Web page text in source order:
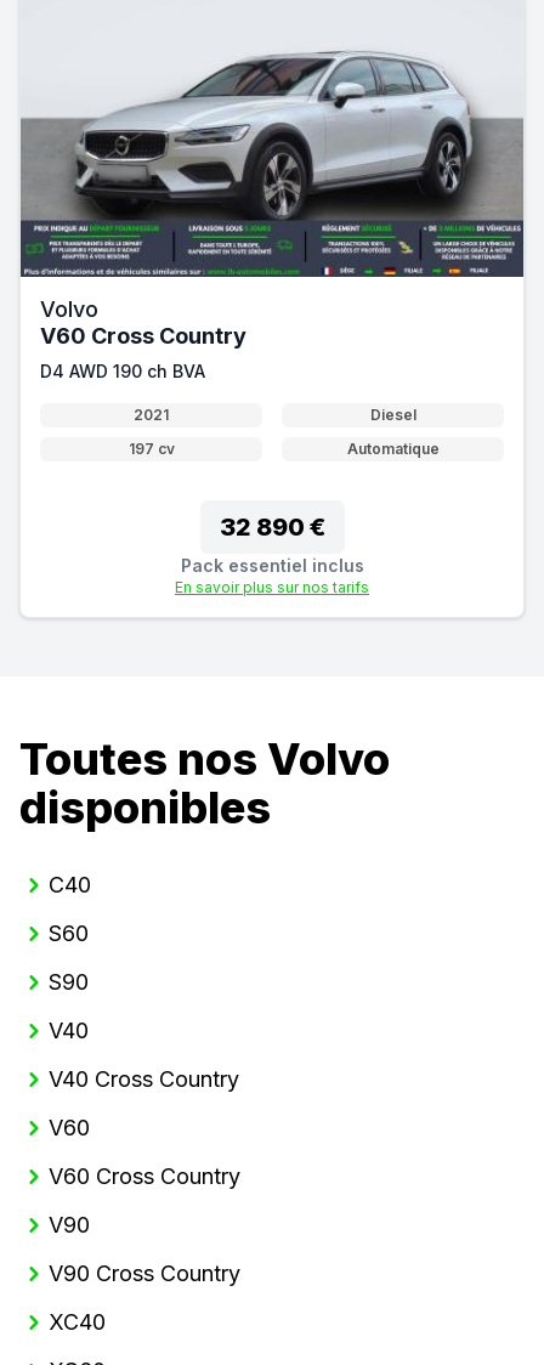
Volvo
V60 Cross Country
D4 AWD 190 ch BVA
2021
Diesel
197 cv
Automatique
32 890 €
Pack essentiel inclus
En savoir plus sur nos tarifs
Toutes nos Volvo
disponibles
C40
S60
S90
V40
V40 Cross Country
V60
V60 Cross Country
V90
V90 Cross Country
XC40